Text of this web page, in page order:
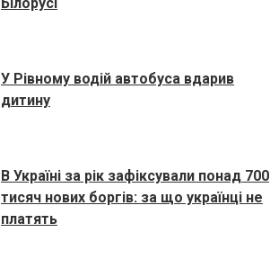
У Рівному водій автобуса вдарив
дитину
В Україні за рік зафіксували понад 700
тисяч нових боргів: за що українці не
платять